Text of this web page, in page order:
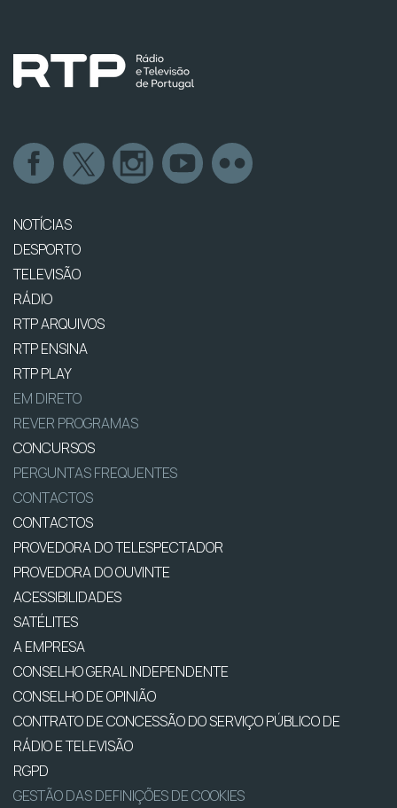
NOTÍCIAS
DESPORTO
TELEVISÃO
RÁDIO
RTP ARQUIVOS
RTP ENSINA
RTP PLAY
EM DIRETO
REVER PROGRAMAS
CONCURSOS
PERGUNTAS FREQUENTES
CONTACTOS
CONTACTOS
PROVEDORA DO TELESPECTADOR
PROVEDORA DO OUVINTE
ACESSIBILIDADES
SATÉLITES
A EMPRESA
CONSELHO GERAL INDEPENDENTE
CONSELHO DE OPINIÃO
CONTRATO DE CONCESSÃO DO SERVIÇO PÚBLICO DE
RÁDIO E TELEVISÃO
RGPD
GESTÃO DAS DEFINIÇÕES DE COOKIES